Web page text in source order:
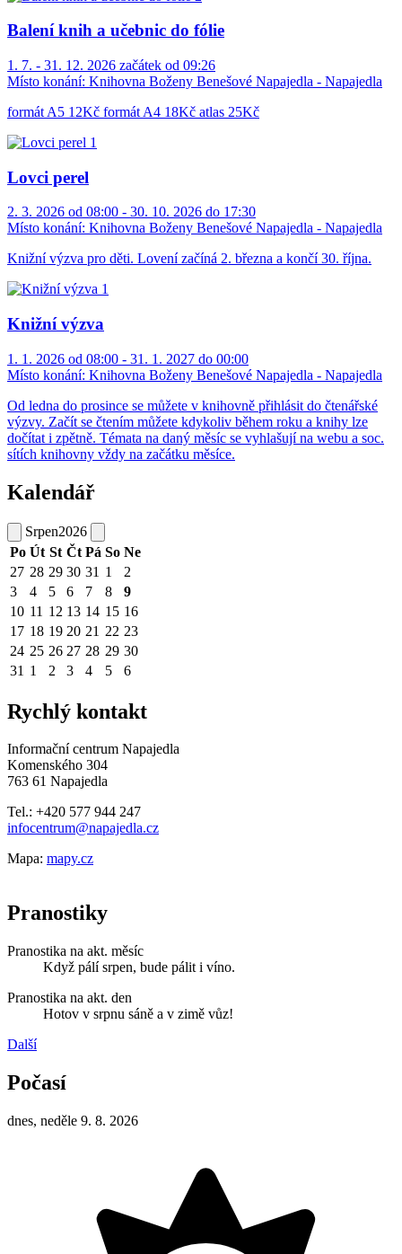
Balení knih a učebnic do fólie
1. 7. - 31. 12. 2026 začátek od 09:26
Místo konání: Knihovna Boženy Benešové Napajedla - Napajedla
formát A5 12Kč formát A4 18Kč atlas 25Kč
Lovci perel
2. 3. 2026 od 08:00 - 30. 10. 2026 do 17:30
Místo konání: Knihovna Boženy Benešové Napajedla - Napajedla
Knižní výzva pro děti. Lovení začíná 2. března a končí 30. října.
Knižní výzva
1. 1. 2026 od 08:00 - 31. 1. 2027 do 00:00
Místo konání: Knihovna Boženy Benešové Napajedla - Napajedla
Od ledna do prosince se můžete v knihovně přihlásit do čtenářské
výzvy. Začít se čtením můžete kdykoliv během roku a knihy lze
dočítat i zpětně. Témata na daný měsíc se vyhlašují na webu a soc.
sítích knihovny vždy na začátku měsíce.
Kalendář
Srpen2026
Po Út St Čt Pá So Ne
27 28 29 30 31 1
2
3
4 5 6 7 8
9
10 11 12 13 14 15 16
17 18 19 20 21 22 23
24 25 26 27 28 29 30
31 1 2 3 4 5 6
Rychlý kontakt
Informační centrum Napajedla
Komenského 304
763 61 Napajedla
Tel.: +420 577 944 247
infocentrum@napajedla.cz
Mapa: mapy.cz
Pranostiky
Pranostika na akt. měsíc
Když pálí srpen, bude pálit i víno.
Pranostika na akt. den
Hotov v srpnu sáně a v zimě vůz!
Další
Počasí
dnes, neděle 9. 8. 2026